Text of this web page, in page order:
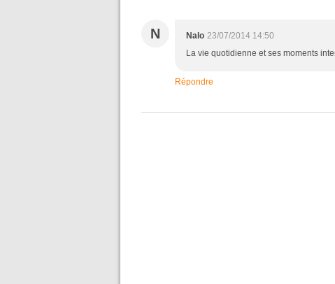
N Nalo 23/07/2014 14:50
La vie quotidienne et ses moments
Répondre